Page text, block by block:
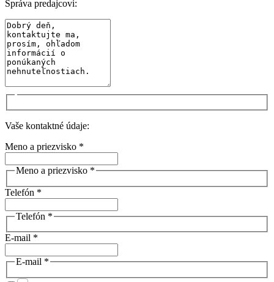
Správa predajcovi:
Vaše kontaktné údaje:
Meno a priezvisko *
Meno a priezvisko *
Telefón *
Telefón *
E-mail *
E-mail *